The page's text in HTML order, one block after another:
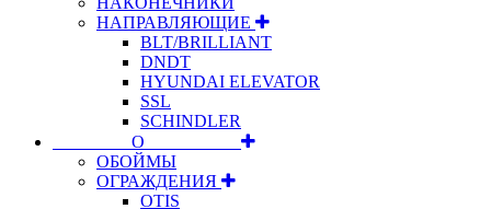
НАПРАВЛЯЮЩИЕ
BLT/BRILLIANT
DNDT
HYUNDAI ELEVATOR
SSL
SCHINDLER
⠀⠀⠀⠀⠀⠀О⠀⠀⠀⠀⠀⠀⠀
ОБОЙМЫ
ОГРАЖДЕНИЯ
OTIS